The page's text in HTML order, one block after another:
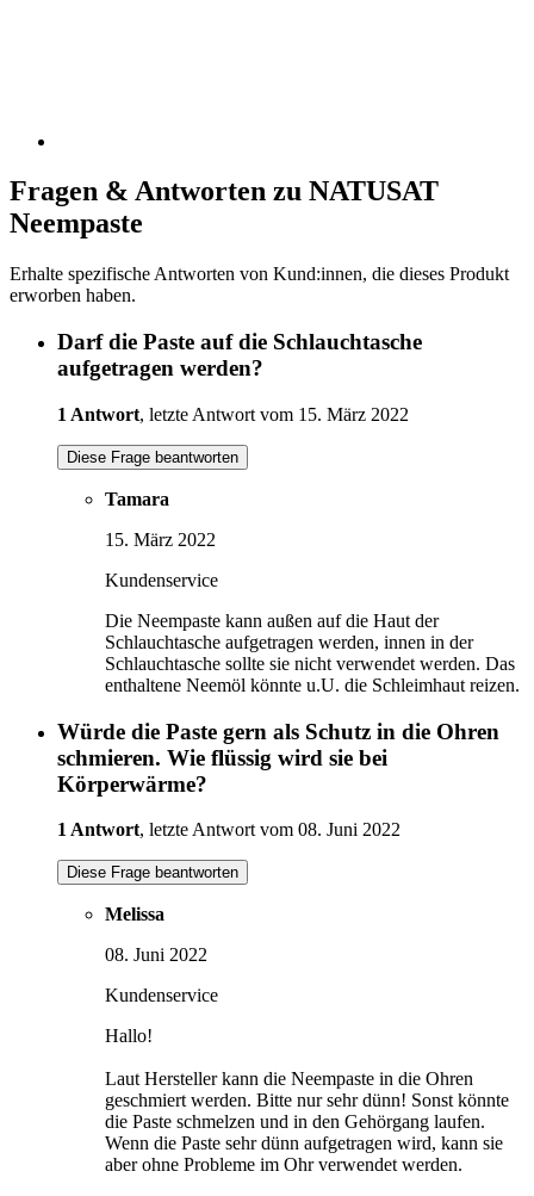
Fragen & Antworten zu NATUSAT
Neempaste
Erhalte spezifische Antworten von Kund:innen, die dieses Produkt
erworben haben.
Darf die Paste auf die Schlauchtasche
aufgetragen werden?
1 Antwort, letzte Antwort vom 15. März 2022
Diese Frage beantworten
Tamara
15. März 2022
Kundenservice
Die Neempaste kann außen auf die Haut der
Schlauchtasche aufgetragen werden, innen in der
Schlauchtasche sollte sie nicht verwendet werden. Das
enthaltene Neemöl könnte u.U. die Schleimhaut reizen.
Würde die Paste gern als Schutz in die Ohren
schmieren. Wie flüssig wird sie bei
Körperwärme?
1 Antwort, letzte Antwort vom 08. Juni 2022
Diese Frage beantworten
Melissa
08. Juni 2022
Kundenservice
Hallo!
Laut Hersteller kann die Neempaste in die Ohren
geschmiert werden. Bitte nur sehr dünn! Sonst könnte
die Paste schmelzen und in den Gehörgang laufen.
Wenn die Paste sehr dünn aufgetragen wird, kann sie
aber ohne Probleme im Ohr verwendet werden.